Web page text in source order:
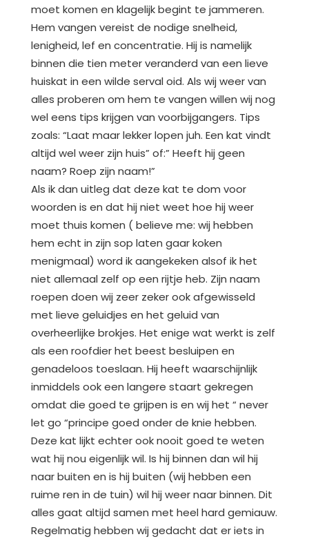
moet komen en klagelijk begint te jammeren.
Hem vangen vereist de nodige snelheid,
lenigheid, lef en concentratie. Hij is namelijk
binnen die tien meter veranderd van een lieve
huiskat in een wilde serval oid. Als wij weer van
alles proberen om hem te vangen willen wij nog
wel eens tips krijgen van voorbijgangers. Tips
zoals: “Laat maar lekker lopen juh. Een kat vindt
altijd wel weer zijn huis” of:” Heeft hij geen
naam? Roep zijn naam!”
Als ik dan uitleg dat deze kat te dom voor
woorden is en dat hij niet weet hoe hij weer
moet thuis komen ( believe me: wij hebben
hem echt in zijn sop laten gaar koken
menigmaal) word ik aangekeken alsof ik het
niet allemaal zelf op een rijtje heb. Zijn naam
roepen doen wij zeer zeker ook afgewisseld
met lieve geluidjes en het geluid van
overheerlijke brokjes. Het enige wat werkt is zelf
als een roofdier het beest besluipen en
genadeloos toeslaan. Hij heeft waarschijnlijk
inmiddels ook een langere staart gekregen
omdat die goed te grijpen is en wij het “ never
let go “principe goed onder de knie hebben.
Deze kat lijkt echter ook nooit goed te weten
wat hij nou eigenlijk wil. Is hij binnen dan wil hij
naar buiten en is hij buiten (wij hebben een
ruime ren in de tuin) wil hij weer naar binnen. Dit
alles gaat altijd samen met heel hard gemiauw.
Regelmatig hebben wij gedacht dat er iets in